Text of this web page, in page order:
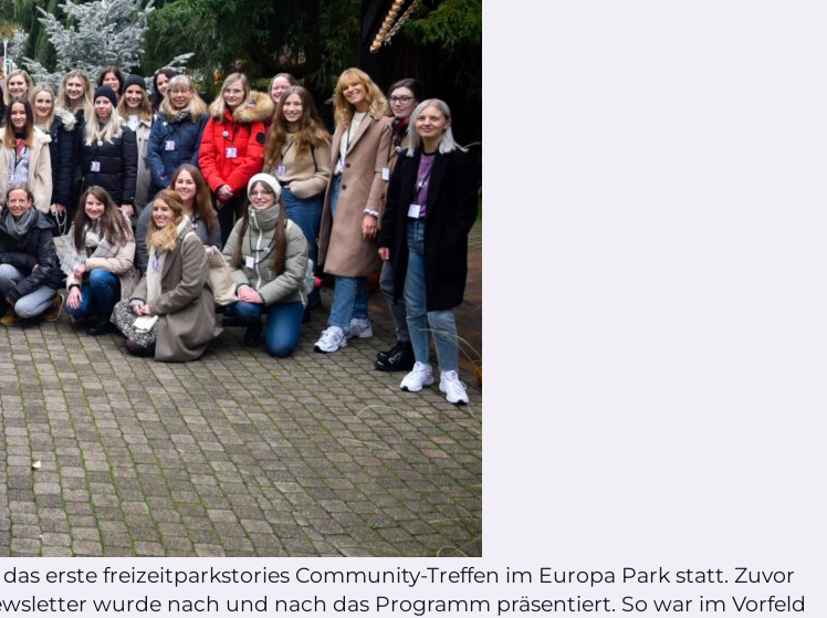
erste freizeitparkstories Community-Treffen im Europa Park statt. Zuvor
wurde nach und nach das Programm präsentiert. So war im Vorfeld